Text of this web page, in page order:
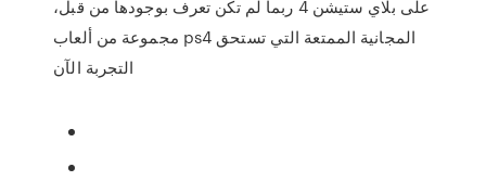
على بلاي ستيشن 4 ربما لم تكن تعرف بوجودها من قبل،
مجموعة من ألعاب ps4 المجانية الممتعة التي تستحق
التجربة الآن